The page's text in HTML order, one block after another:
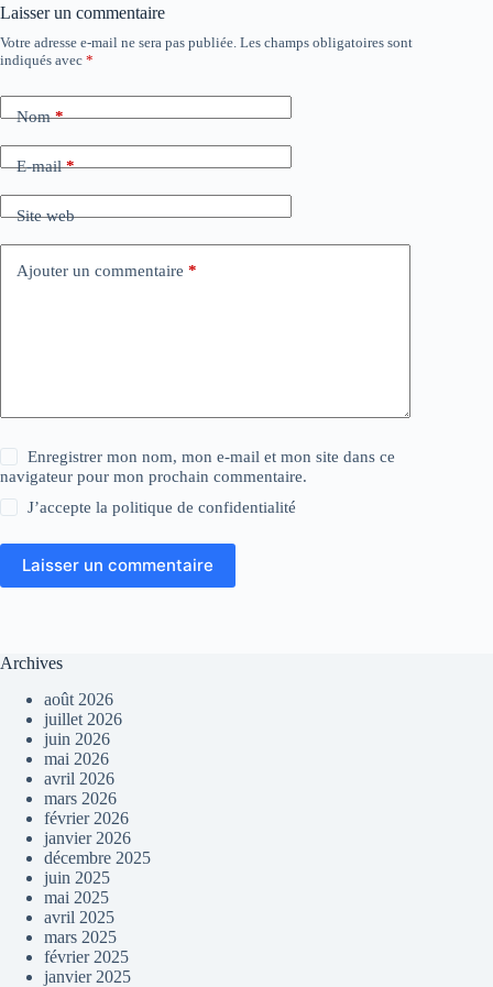
Laisser un commentaire
Votre adresse e-mail ne sera pas publiée. Les champs obligatoires sont
indiqués avec *
Nom*
E-mail*
Site web
Ajouter un commentaire *
Enregistrer mon nom, mon e-mail et mon site dans ce
navigateur pour mon prochain commentaire.
J’accepte lapolitique de confidentialité
Laisser un commentaire
Archives
août 2026
juillet 2026
juin 2026
mai 2026
avril 2026
mars 2026
février 2026
janvier 2026
décembre 2025
juin 2025
mai 2025
avril 2025
mars 2025
février 2025
janvier 2025